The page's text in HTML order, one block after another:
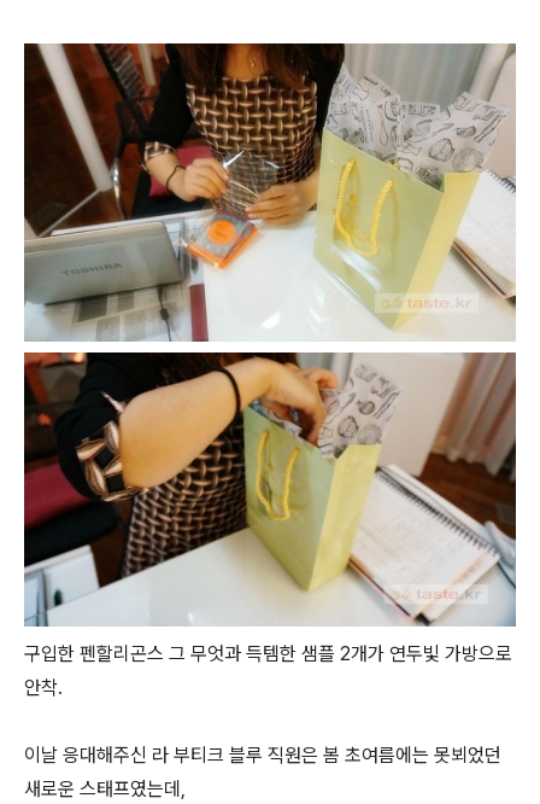
구입한 펜할리곤스 그 무엇과 득템한 샘플 2개가 연두빛 가방으로
안착.
이날 응대해주신 라 부티크 블루 직원은 봄 초여름에는 못뵈었던
새로운 스태프였는데,